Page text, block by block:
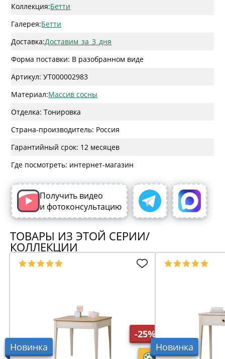
Коллекция:Бетти
Галерея:Бетти
Доставка:Доставим_за_3_дня
Форма поставки: В разобранном виде
Артикул: УТ000002983
Материал:Массив сосны
Отделка: Тонировка
Страна-производитель: Россия
Гарантийный срок: 12 месяцев
Где посмотреть: интернет-магазин
Получить видео
и фотоконсультацию
ТОВАРЫ ИЗ ЭТОЙ СЕРИИ/
КОЛЛЕКЦИИ
Новинка
-25%
Новинка